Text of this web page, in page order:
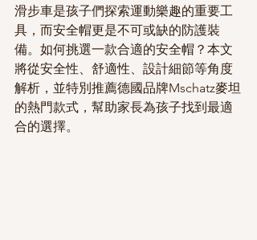
滑步車是孩子們探索運動樂趣的重要工
具，而安全帽更是不可或缺的防護裝
備。如何挑選一款合適的安全帽？本文
將從安全性、舒適性、設計細節等角度
解析，並特別推薦德國品牌Mschatz麥坦
的熱門款式，幫助家長為孩子找到最適
合的選擇。